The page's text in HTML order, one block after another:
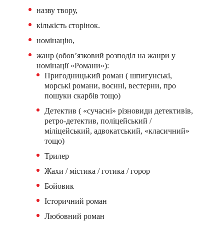
назву твору,
кількість сторінок.
номінацію,
жанр (обов’язковий розподіл на жанри у
номінації «Романи»):
Пригодницький роман ( шпигунські,
морські романи, воєнні, вестерни, про
пошуки скарбів тощо)
Детектив ( «сучасні» різновиди детективів,
ретро-детектив, поліцейський /
міліцейський, адвокатський, «класичний»
тощо)
Трилер
Жахи / містика / готика / горор
Бойовик
Історичний роман
Любовний роман